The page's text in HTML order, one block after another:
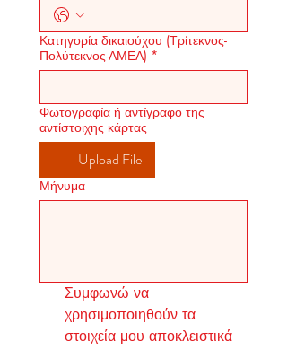
Κατηγορία δικαιούχου (Τρίτεκνος-
Πολύτεκνος-ΑΜΕΑ) *
Φωτογραφία ή αντίγραφο της
αντίστοιχης κάρτας
Upload File
Μήνυμα
Συμφωνώ να
χρησιμοποιηθούν τα
στοιχεία μου αποκλειστικά